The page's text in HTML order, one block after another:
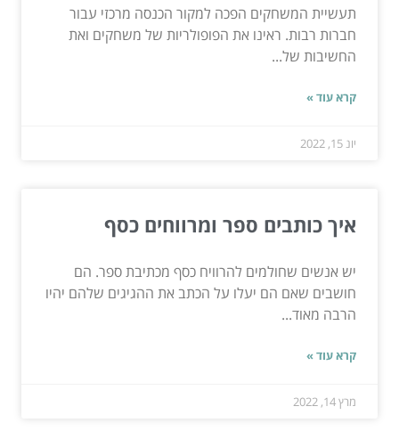
תעשיית המשחקים הפכה למקור הכנסה מרכזי עבור
חברות רבות. ראינו את הפופולריות של משחקים ואת
החשיבות של...
קרא עוד »
יונ 15, 2022
איך כותבים ספר ומרווחים כסף
יש אנשים שחולמים להרוויח כסף מכתיבת ספר. הם
חושבים שאם הם יעלו על הכתב את ההגיגים שלהם יהיו
הרבה מאוד...
קרא עוד »
מרץ 14, 2022